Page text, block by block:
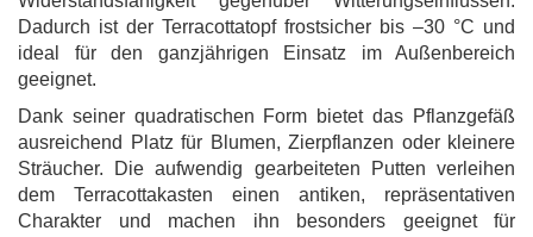
Dadurch ist der Terracottatopf frostsicher bis –30 °C und
ideal für den ganzjährigen Einsatz im Außenbereich
geeignet.
Dank seiner quadratischen Form bietet das Pflanzgefäß
ausreichend Platz für Blumen, Zierpflanzen oder kleinere
Sträucher. Die aufwendig gearbeiteten Putten verleihen
dem Terracottakasten einen antiken, repräsentativen
Charakter und machen ihn besonders geeignet für